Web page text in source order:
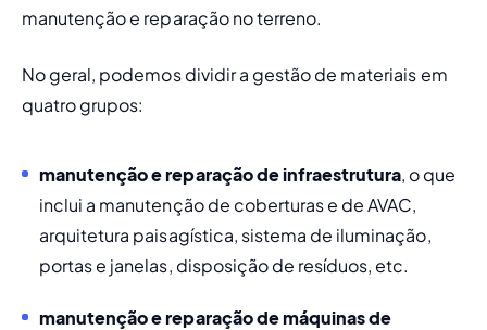
manutenção e reparação no terreno.
No geral, podemos dividir a gestão de materiais em
quatro grupos:
manutenção e reparação de infraestrutura, o que
inclui a manutenção de coberturas e de AVAC,
arquitetura paisagística, sistema de iluminação,
portas e janelas, disposição de resíduos, etc.
manutenção e reparação de máquinas de